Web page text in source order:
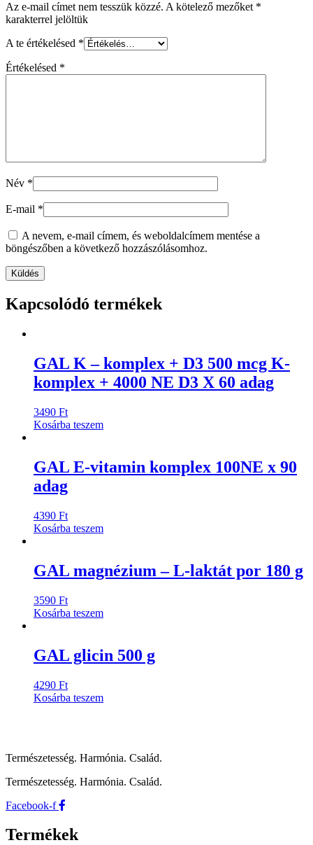
Az e-mail címet nem tesszük közzé. A kötelező mezőket *
karakterrel jelöltük
A te értékelésed *
Értékelésed *
Név *
E-mail *
A nevem, e-mail címem, és weboldalcímem mentése a
böngészőben a következő hozzászólásomhoz.
Kapcsolódó termékek
GAL K – komplex + D3 500 mcg K-
komplex + 4000 NE D3 X 60 adag
3490 Ft
Kosárba teszem
GAL E-vitamin komplex 100NE x 90
adag
4390 Ft
Kosárba teszem
GAL magnézium – L-laktát por 180 g
3590 Ft
Kosárba teszem
GAL glicin 500 g
4290 Ft
Kosárba teszem
Természetesség. Harmónia. Család.
Természetesség. Harmónia. Család.
Facebook-f
Termékek